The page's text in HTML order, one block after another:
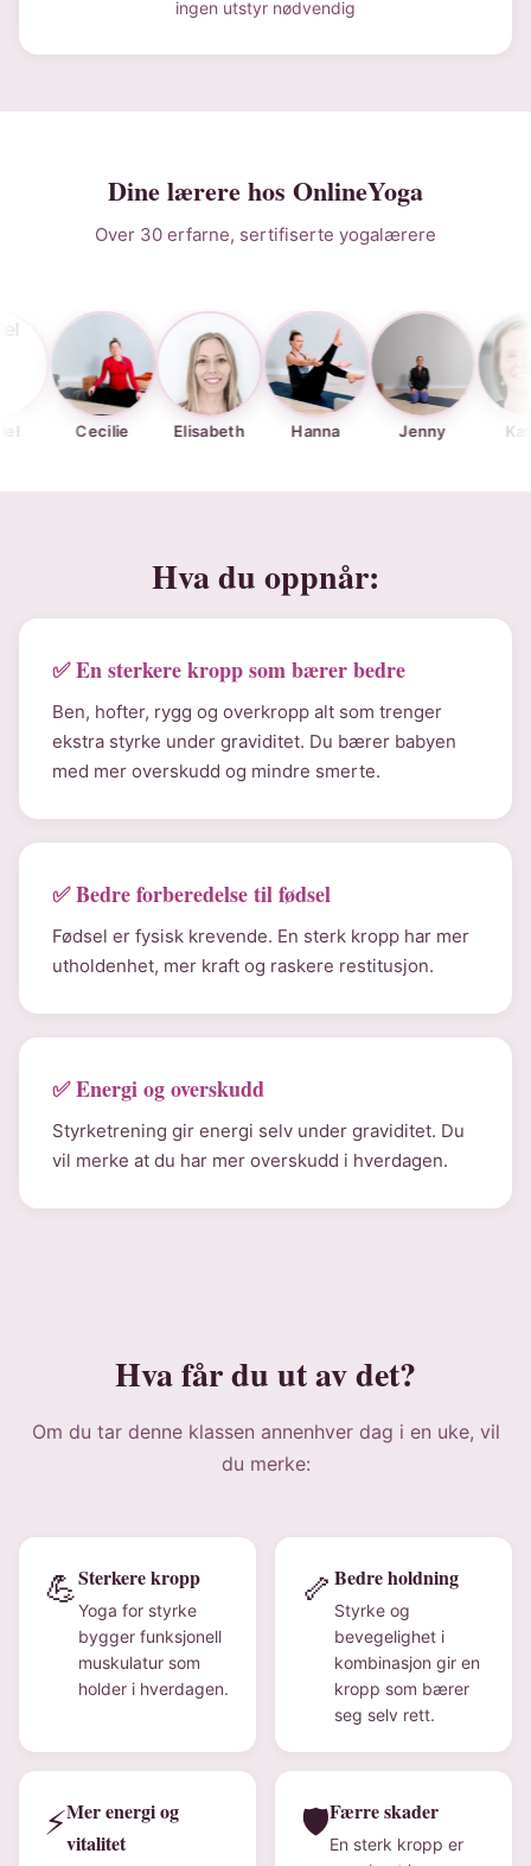
ingen utstyr nødvendig
Dine lærere hos OnlineYoga
Over 30 erfarne, sertifiserte yogalærere
Cecilie Elisabeth Hanna Jenny Karina
Hva du oppnår:
✅ En sterkere kropp som bærer bedre
Ben, hofter, rygg og overkropp alt som trenger
ekstra styrke under graviditet. Du bærer babyen
med mer overskudd og mindre smerte.
✅ Bedre forberedelse til fødsel
Fødsel er fysisk krevende. En sterk kropp har mer
utholdenhet, mer kraft og raskere restitusjon.
✅ Energi og overskudd
Styrketrening gir energi selv under graviditet. Du
vil merke at du har mer overskudd i hverdagen.
Hva får du ut av det?
Om du tar denne klassen annenhver dag i en uke, vil
du merke:
💪Sterkere kropp
Yoga for styrke
bygger funksjonell
muskulatur som
holder i hverdagen.
🦴 Bedre holdning
Styrke og
bevegelighet i
kombinasjon gir en
kropp som bærer
seg selv rett.
⚡Mer energi og
vitalitet
🛡️Færre skader
En sterk kropp er